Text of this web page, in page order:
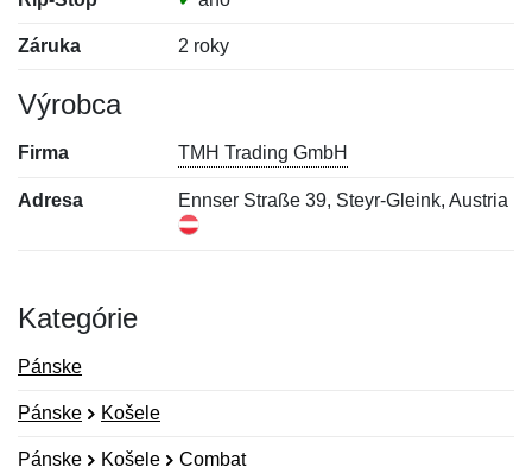
Záruka 2 roky
Výrobca
Firma TMH Trading GmbH
Adresa Ennser Straße 39, Steyr-Gleink, Austria
Kategórie
Pánske
Pánske Košele
Pánske Košele Combat